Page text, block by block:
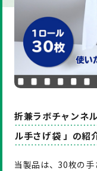
折兼ラボチャンネ
ル手さげ袋 」の紹
当製品は、30枚の手